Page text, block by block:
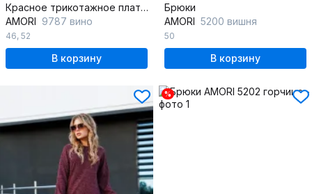
Красное трикотажное платье с рукавами на сборке
AMORI 9787 вино
46, 52
В корзину
Брюки
AMORI 5200 вишня
50
В корзину
%